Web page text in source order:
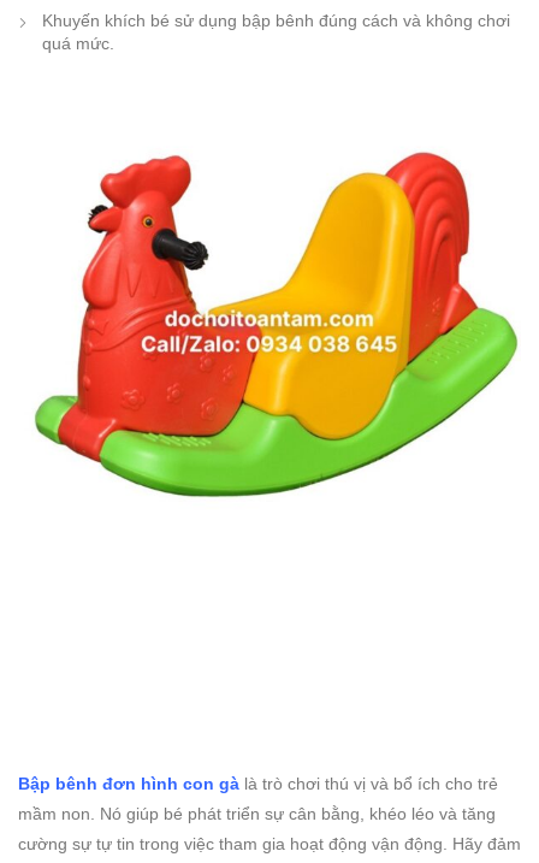
Khuyến khích bé sử dụng bập bênh đúng cách và không chơi
quá mức.
Bập bênh đơn hình con gà là trò chơi thú vị và bổ ích cho trẻ
mầm non. Nó giúp bé phát triển sự cân bằng, khéo léo và tăng
cường sự tự tin trong việc tham gia hoạt động vận động. Hãy đảm